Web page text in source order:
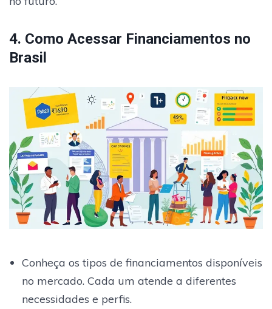
4. Como Acessar Financiamentos no
Brasil
Conheça os tipos de financiamentos disponíveis
no mercado. Cada um atende a diferentes
necessidades e perfis.